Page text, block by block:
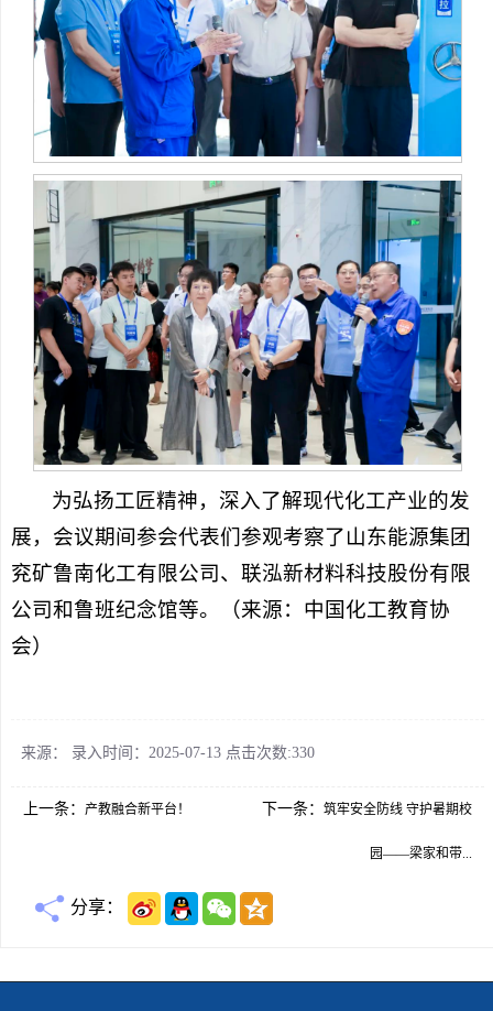
为弘扬工匠精神，深入了解现代化工产业的发
展，会议期间参会代表们参观考察了山东能源集团
兖矿鲁南化工有限公司、联泓新材料科技股份有限
公司和鲁班纪念馆等。（来源：中国化工教育协
会）
来源： 录入时间：2025-07-13 点击次数:330
上一条： 产教融合新平台！ 下一条：筑牢安全防线 守护暑期校
园——梁家和带...
分享：